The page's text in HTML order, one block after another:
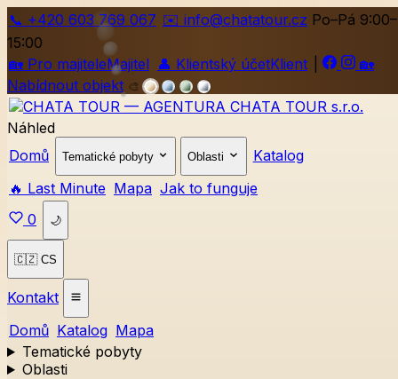
📞 +420 603 769 067 ✉️ info@chatatour.cz Po–Pá 9:00–
15:00
🏡 Pro majiteleMajitel 👤 Klientský účetKlient
🏡
Nabídnout objekt 🎨
Náhled
Domů
Tematické pobyty Oblasti
Katalog
🔥 Last Minute Mapa Jak to funguje
0
🌙
🇨🇿 CS
Kontakt
Domů Katalog Mapa
Tematické pobyty
Oblasti